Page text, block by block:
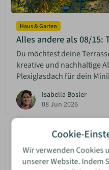
Haus & Garten
Alles andere als 08/15:
Du möchtest deine
kreative und nachhaltige
Plexiglasdach für dein
Isabella Bosler
08 Jun 2026
Cookie-
Wir verwenden Cookies
unserer Website. Indem